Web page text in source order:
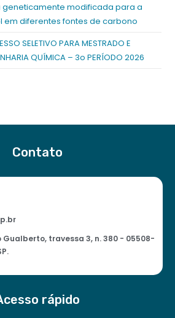
geneticamente modificada para a
diferentes fontes de carbono
SELETIVO PARA MESTRADO E
QUÍMICA – 3o PERÍODO 2026
Contato
Gualberto, travessa 3, n. 380 - 05508-
rápido